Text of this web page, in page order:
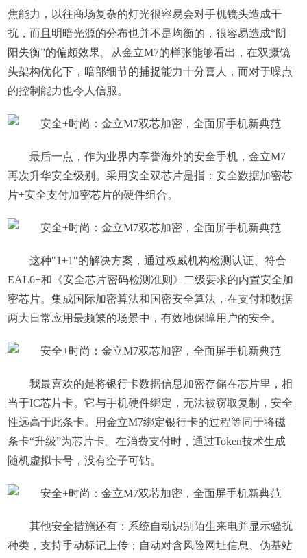
焦能力，以往商场复杂的灯光很容易会对手机镜头造成干
扰，而且明暗光源的分布也并不是均衡的，很容易造成“阴
阳失衡”的偏颇效果。从金立M7的样张能够看出，在双摄镜
头架构优化下，暗部细节的捕捉能力十分喜人，而对于噪点
的控制能力也令人信服。
最后一点，作为业界内享誉海外的安全手机，金立M7
再次升华安全级别。采用安全双芯片是指：安全数据加密芯
片+安全支付加密芯片的硬件组合。
这种"1+1"的解决方案，通过权威机构检测认证、符合
EAL6+和《安全芯片密码检测准则》二级要求的内置安全加
密芯片。集成国际加密算法和国密安全算法，在支付和数据
两大日常应用最频繁的场景中，有效地保障用户的安全。
我最喜欢的是将银行卡数据信息加密存储在芯片里，相
当于IC芯片卡。它与手机硬件绑定，无法被窃取复制，安全
性远高于此条卡。用金立M7绑定银行卡的过程等同于将磁
条卡“升级”为芯片卡。在消费支付时，通过Token技术生成
随机虚拟卡号，没有空子可钻。
其他安全措施还有：系统自动识别陌生来电并显示骚扰
种类，支持手动标记上传；自动对含风险网址信息、伪基站